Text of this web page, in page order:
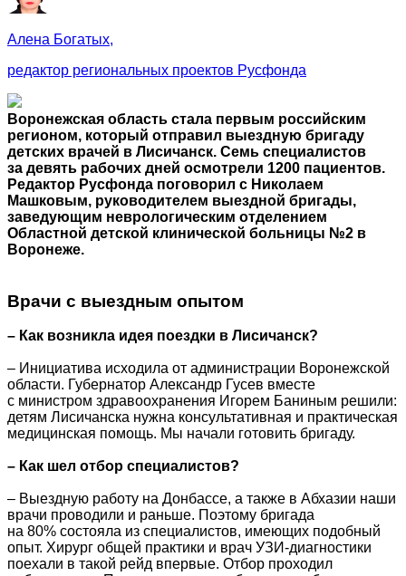
Алена Богатых,
редактор региональных проектов Русфонда
Воронежская область стала первым российским
регионом, который отправил выездную бригаду
детских врачей в Лисичанск. Семь специалистов
за девять рабочих дней осмотрели 1200 пациентов.
Редактор Русфонда поговорил с Николаем
Машковым, руководителем выездной бригады,
заведующим неврологическим отделением
Областной детской клинической больницы №2 в
Воронеже.
Врачи с выездным опытом
– Как возникла идея поездки в Лисичанск?
– Инициатива исходила от администрации Воронежской
области. Губернатор Александр Гусев вместе
с министром здравоохранения Игорем Баниным решили:
детям Лисичанска нужна консультативная и практическая
медицинская помощь. Мы начали готовить бригаду.
– Как шел отбор специалистов?
– Выездную работу на Донбассе, а также в Абхазии наши
врачи проводили и раньше. Поэтому бригада
на 80% состояла из специалистов, имеющих подобный
опыт. Хирург общей практики и врач УЗИ-диагностики
поехали в такой рейд впервые. Отбор проходил